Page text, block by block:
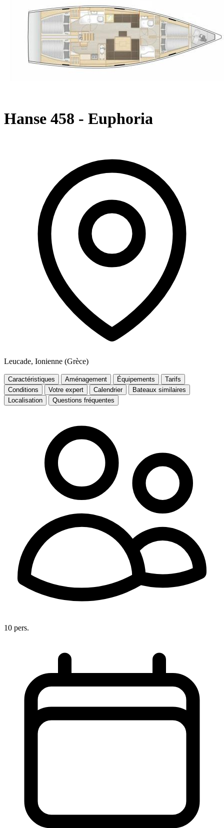
Hanse 458 - Euphoria
Leucade, Ionienne (Grèce)
Caractéristiques Aménagement Équipements
Tarifs
Conditions
Votre expert Calendrier
Bateaux similaires
Localisation
Questions fréquentes
10 pers.